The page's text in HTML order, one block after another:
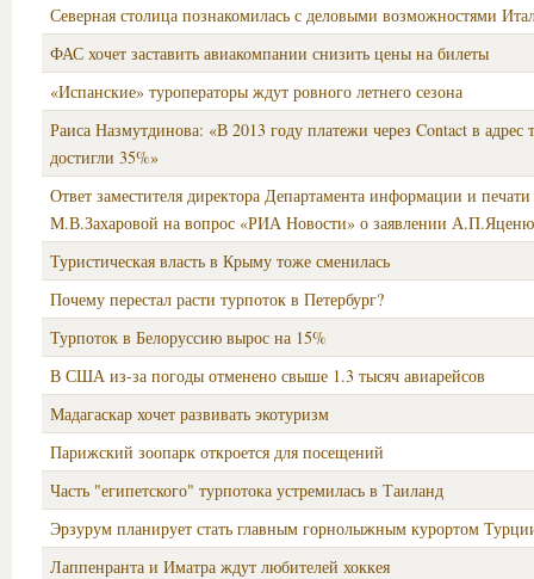
Северная столица познакомилась с деловыми возможностями
ФАС хочет заставить авиакомпании снизить цены на билеты
«Испанские» туроператоры ждут ровного летнего сезона
Раиса Назмутдинова: «В 2013 году платежи через Contact в адрес
достигли 35%»
Ответ заместителя директора Департамента информации и
М.В.Захаровой на вопрос «РИА Новости» о заявлении
Туристическая власть в Крыму тоже сменилась
Почему перестал расти турпоток в Петербург?
Турпоток в Белоруссию вырос на 15%
В США из-за погоды отменено свыше 1.3 тысяч авиарейсов
Мадагаскар хочет развивать экотуризм
Парижский зоопарк откроется для посещений
Часть "египетского" турпотока устремилась в Таиланд
Эрзурум планирует стать главным горнолыжным курортом
Лаппенранта и Иматра ждут любителей хоккея